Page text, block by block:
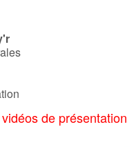
de présentation